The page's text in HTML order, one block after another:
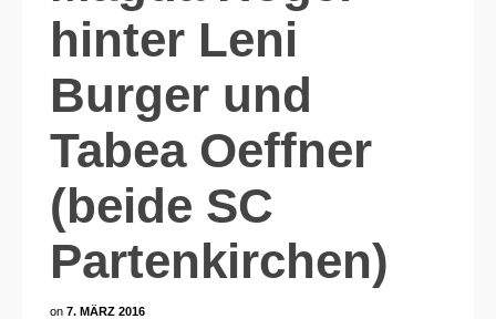
hinter Leni
Burger und
Tabea Oeffner
(beide SC
Partenkirchen)
on 7. MÄRZ 2016